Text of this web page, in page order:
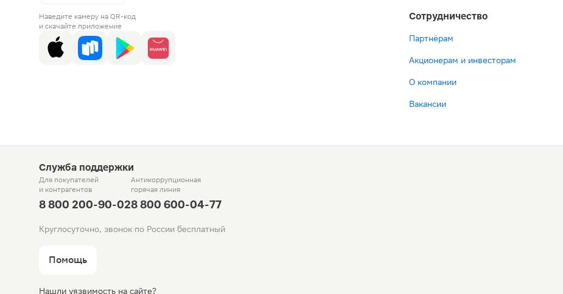
Наведите камеру на QR-код
и скачайте приложение
Сотрудничество
Партнёрам
Акционерам и инвесторам
О компании
Вакансии
Служба поддержки
Для покупателей
и контрагентов
8 800 200-90-02
Антикоррупционная
горячая линия
8 800 600-04-77
Круглосуточно, звонок по России бесплатный
Помощь
Нашли уязвимость на сайте?